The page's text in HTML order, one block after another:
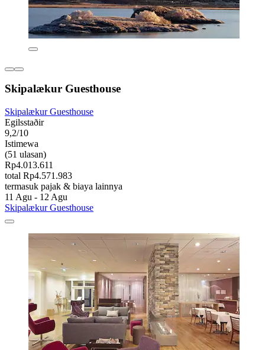
Skipalækur Guesthouse
Skipalækur Guesthouse
Egilsstaðir
9,2/10
Istimewa
(51 ulasan)
Rp4.013.611
total Rp4.571.983
termasuk pajak & biaya lainnya
11 Agu - 12 Agu
Skipalækur Guesthouse